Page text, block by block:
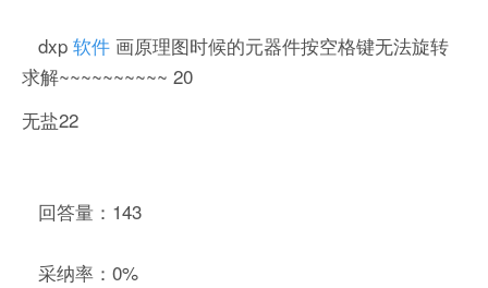
dxp 软件 画原理图时候的元器件按空格键无法旋转
求解~~~~~~~~~~ 20
无盐22
回答量：143
采纳率：0%